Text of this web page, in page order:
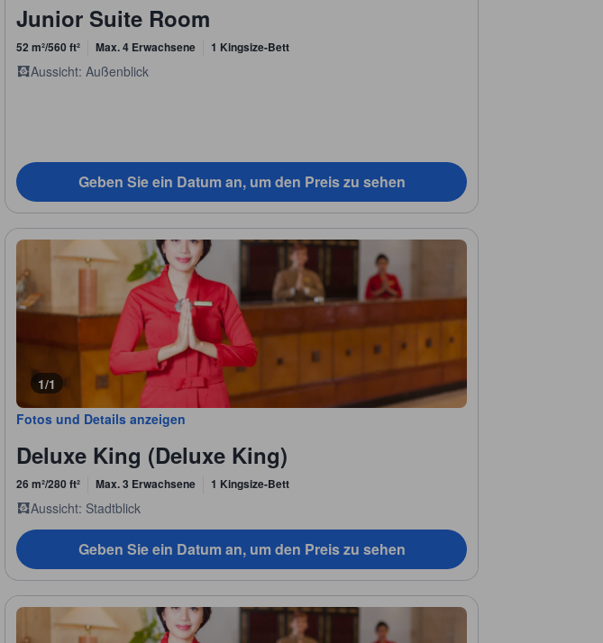
Junior Suite Room
52 m²/560 ft² Max. 4 Erwachsene 1 Kingsize-Bett
Aussicht: Außenblick
Geben Sie ein Datum an, um den Preis zu sehen
1/1
Fotos und Details anzeigen
Deluxe King (Deluxe King)
26 m²/280 ft² Max. 3 Erwachsene 1 Kingsize-Bett
Aussicht: Stadtblick
Geben Sie ein Datum an, um den Preis zu sehen